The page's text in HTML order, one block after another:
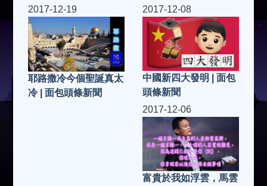
頭條新聞
名歸做事認真揾命搏鬥
之搏士 | 面包頭條新聞
2017-12-19
耶路撒冷今個聖誕真太
冷 | 面包頭條新聞
2017-12-08
中國新四大發明 | 面包
頭條新聞
2017-12-06
富貴於我如浮雲，馬雲